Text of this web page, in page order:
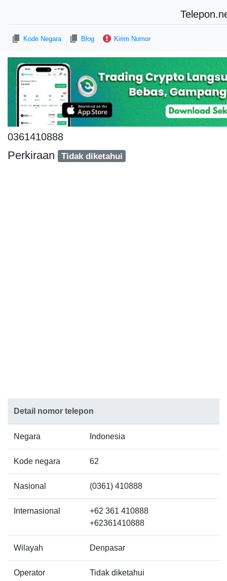
Kode Negara Blog Kirim Nomor
0361410888
Perkiraan Tidak diketahui
Detail nomor telepon
Negara Indonesia
Kode negara 62
Nasional (0361) 410888
Internasional
+62 361 410888
+62361410888
Wilayah Denpasar
Operator Tidak diketahui